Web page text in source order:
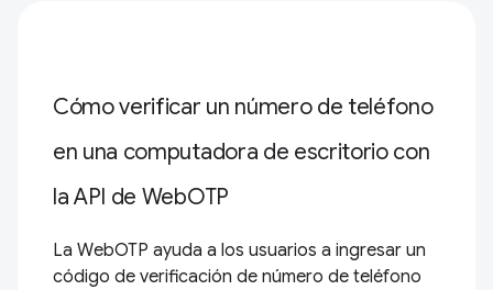
Cómo verificar un número de teléfono
en una computadora de escritorio con
la API de WebOTP
La WebOTP ayuda a los usuarios a ingresar un
código de verificación de número de teléfono